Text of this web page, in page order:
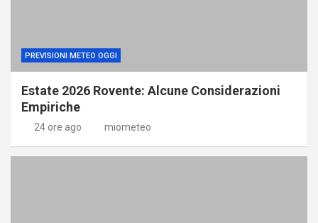
PREVISIONI METEO OGGI
Estate 2026 Rovente: Alcune Considerazioni
Empiriche
24 ore ago miometeo